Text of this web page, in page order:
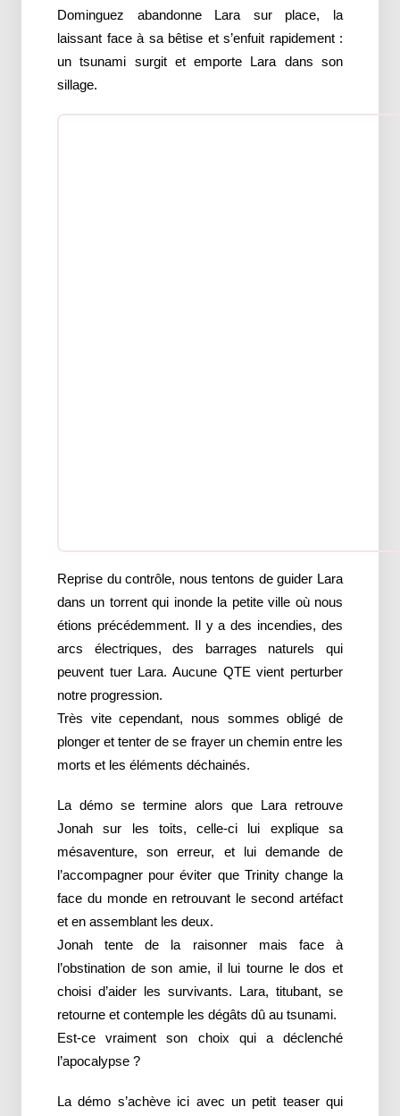
Dominguez abandonne Lara sur place, la
laissant face à sa bêtise et s’enfuit rapidement :
un tsunami surgit et emporte Lara dans son
sillage.
Reprise du contrôle, nous tentons de guider Lara
dans un torrent qui inonde la petite ville où nous
étions précédemment. Il y a des incendies, des
arcs électriques, des barrages naturels qui
peuvent tuer Lara. Aucune QTE vient perturber
notre progression.
Très vite cependant, nous sommes obligé de
plonger et tenter de se frayer un chemin entre les
morts et les éléments déchainés.
La démo se termine alors que Lara retrouve
Jonah sur les toits, celle-ci lui explique sa
mésaventure, son erreur, et lui demande de
l’accompagner pour éviter que Trinity change la
face du monde en retrouvant le second artéfact
et en assemblant les deux.
Jonah tente de la raisonner mais face à
l’obstination de son amie, il lui tourne le dos et
choisi d’aider les survivants. Lara, titubant, se
retourne et contemple les dégâts dû au tsunami.
Est-ce vraiment son choix qui a déclenché
l’apocalypse ?
La démo s’achève ici avec un petit teaser qui